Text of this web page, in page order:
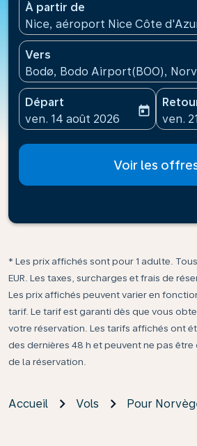
À partir de
Nice, aéroport Nice Côte
Vers
Bodø, Bodo Airport(BOO),
Départ
fc-booking-departure-date-
ven. 14 août 2026
today
fc-
ven.
Voir les
* Les prix affichés sont pour 1 adulte.
EUR. Les taxes, surcharges et frais de
Les prix affichés peuvent varier en
tarif. Le tarif est garanti dès que vous
votre réservation. Les tarifs affichés ont
des dernières 48 h et peuvent ne pas
de la réservation.
Accueil Vols Pour